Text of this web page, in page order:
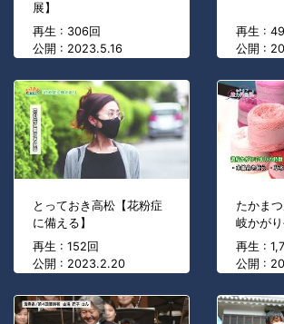
展】
再生 : 306回
公開 : 2023.5.16
再生 :
公開 :
とっておき高松【花粉症
に備える】
再生 : 152回
公開 : 2023.2.20
たかま
岐かがり
再生 :
公開 :